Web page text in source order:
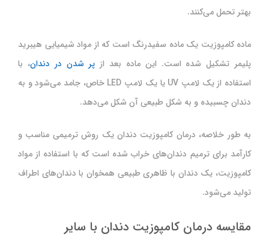
بهتر تحمل می‌کنند.
ماده کامپوزیت یک ماده سفیدرنگ است که از مواد شیمیایی هیبرید
پلیمر تشکیل شده است. این ماده بعد از پر شدن در دندان، با
استفاده از یک لامپ UV یا یک لامپ LED خاص، جامد می‌شود و به
دندان چسبیده و به شکل طبیعی آن شکل می‌دهد.
به طور خلاصه، درمان کامپوزیت دندان یک روش ترمیمی مناسب و
کارآمد برای ترمیم دندان‌های خراب شده است که با استفاده از مواد
کامپوزیت، یک دندان با ظاهری طبیعی همخوان با دندان‌های اطراف
تولید می‌شود.
مقایسه درمان کامپوزیت دندان با سایر